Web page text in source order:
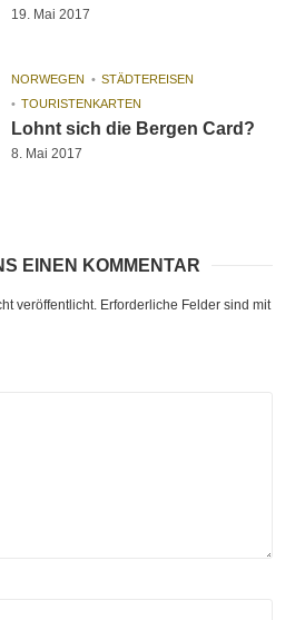
19. Mai 2017
NORWEGEN
STÄDTEREISEN
TOURISTENKARTEN
Lohnt sich die Bergen Card?
8. Mai 2017
EINEN KOMMENTAR
veröffentlicht. Erforderliche Felder sind mit